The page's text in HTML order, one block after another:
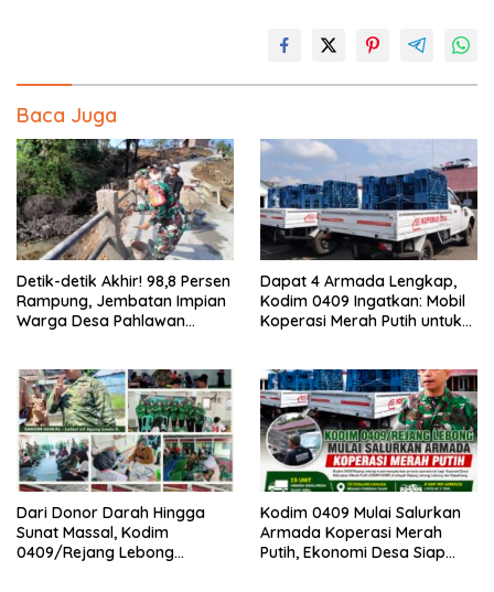
Baca Juga
Detik-detik Akhir! 98,8 Persen
Rampung, Jembatan Impian
Warga Desa Pahlawan
Dapat 4 Armada Lengkap,
Kodim 0409 Ingatkan: Mobil
Koperasi Merah Putih untuk
Dari Donor Darah Hingga
Sunat Massal, Kodim
0409/Rejang Lebong
Kodim 0409 Mulai Salurkan
Armada Koperasi Merah
Putih, Ekonomi Desa Siap